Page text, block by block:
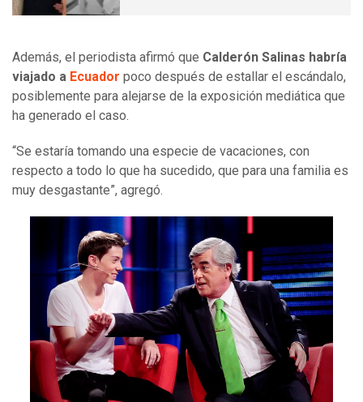
Además, el periodista afirmó que Calderón Salinas habría
viajado a Ecuador poco después de estallar el escándalo,
posiblemente para alejarse de la exposición mediática que
ha generado el caso.
“Se estaría tomando una especie de vacaciones, con
respecto a todo lo que ha sucedido, que para una familia es
muy desgastante”, agregó.